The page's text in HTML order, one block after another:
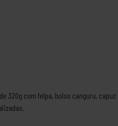
320g com felpa, bolso canguru,